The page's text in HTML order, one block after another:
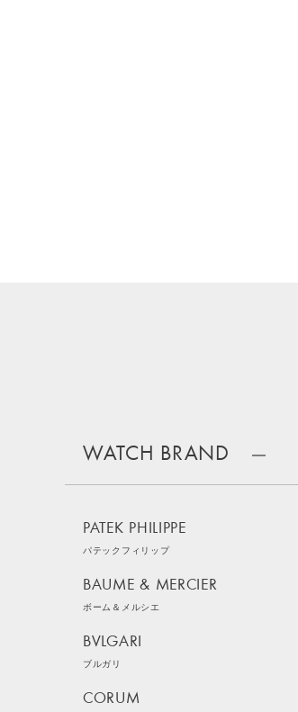
WATCH BRAND
PATEK PHILIPPE
パテックフィリップ
BAUME & MERCIER
ボーム＆メルシエ
BVLGARI
ブルガリ
CORUM